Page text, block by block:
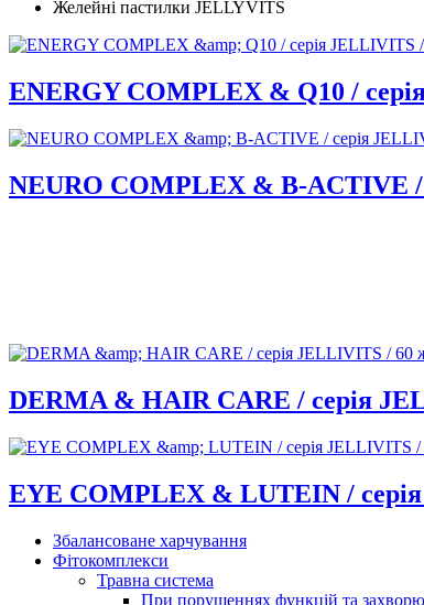
Желейні пастилки JELLYVITS
ENERGY COMPLEX & Q10 /
NEURO COMPLEX & B-ACTIVE /
DERMA & HAIR CARE / серія
EYE COMPLEX & LUTEIN /
Збалансоване харчування
Фітокомплекси
Травна система
При порушеннях функцій та